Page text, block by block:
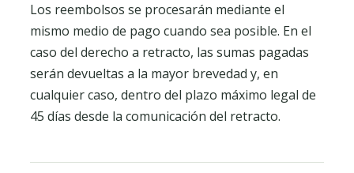
Los reembolsos se procesarán mediante el
mismo medio de pago cuando sea posible. En el
caso del derecho a retracto, las sumas pagadas
serán devueltas a la mayor brevedad y, en
cualquier caso, dentro del plazo máximo legal de
45 días desde la comunicación del retracto.